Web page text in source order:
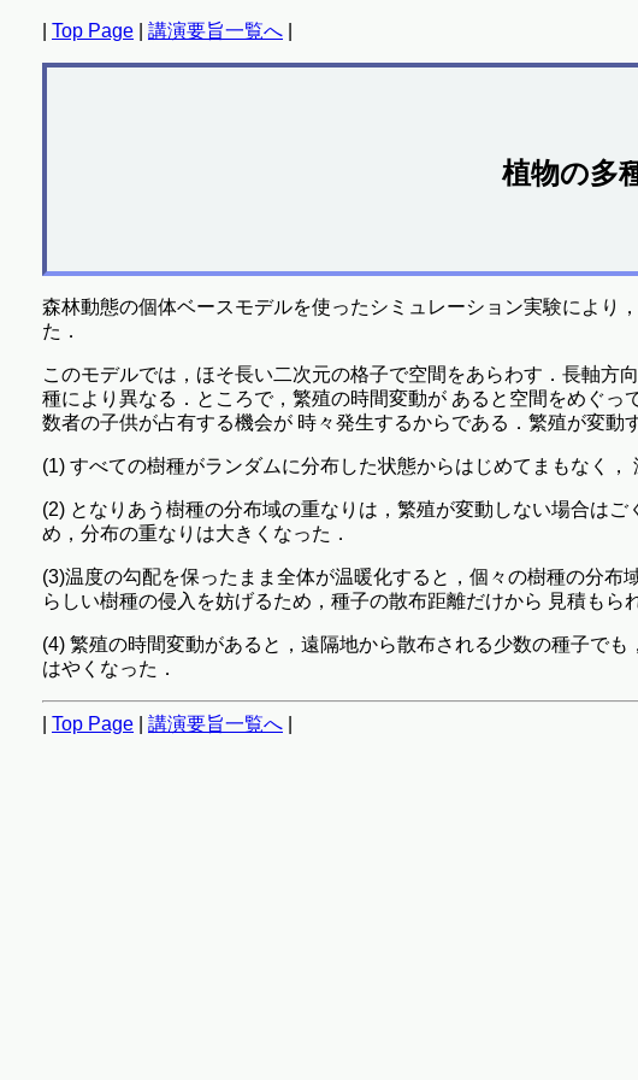
Top Page 講演要旨一覧へ
植物の多
森林動態の個体ベースモデルを使ったシミュレーション実験により
た．
このモデルでは，ほそ長い二次元の格子で空間をあらわす．長軸
種により異なる．ところで，繁殖の時間変動が あると空間をめぐ
数者の子供が占有する機会が 時々発生するからである．繁殖が変
(1) すべての樹種がランダムに分布した状態からはじめてまもなく
(2) となりあう樹種の分布域の重なりは，繁殖が変動しない場合は
め，分布の重なりは大きくなった．
(3)温度の勾配を保ったまま全体が温暖化すると，個々の樹種の分
らしい樹種の侵入を妨げるため，種子の散布距離だけから 見積もら
(4) 繁殖の時間変動があると，遠隔地から散布される少数の種子で
はやくなった．
Top Page 講演要旨一覧へ